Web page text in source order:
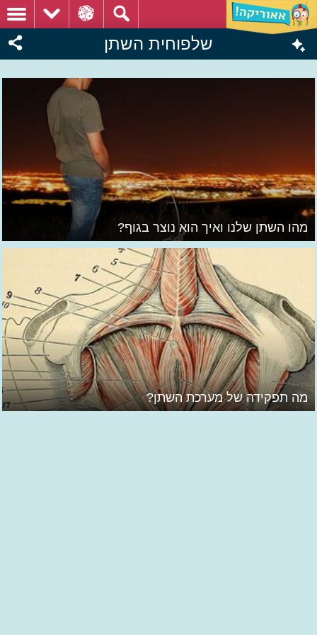
שלפוחית השתן
מהו השתן שלנו ואיך הוא נוצר בגוף?
מה תפקידה של מערכת השתן?